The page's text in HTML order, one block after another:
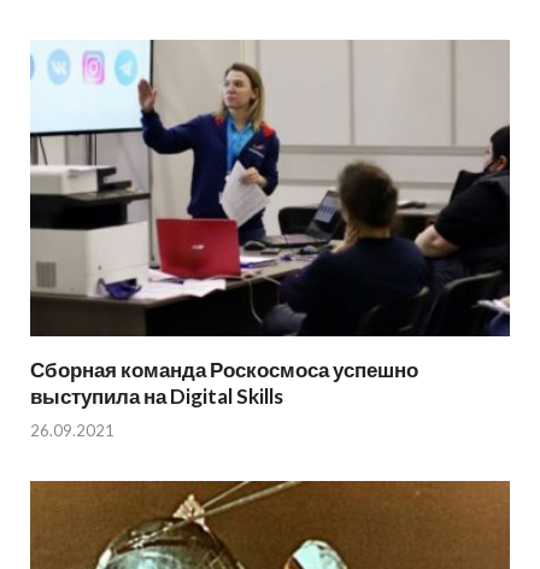
Сборная команда Роскосмоса успешно
выступила на Digital Skills
26.09.2021